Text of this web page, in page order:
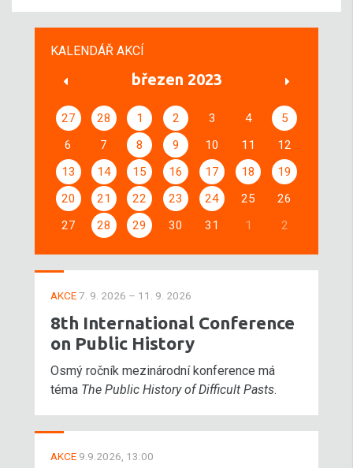
KALENDÁŘ AKCÍ
březen 2023
27 28 1 2 3 4
5
6
7 8 9 10 11
12
13
14 15 16 17 18
19
20
21 22 23 24 25
26
27
28 29 30 31 1 2
AKCE7. 9. 2026 – 11. 9. 2026
8th International Conference
on Public History
Osmý ročník mezinárodní konference má
téma The Public History of Difficult Pasts.
AKCE 9.9.2026, 13:00